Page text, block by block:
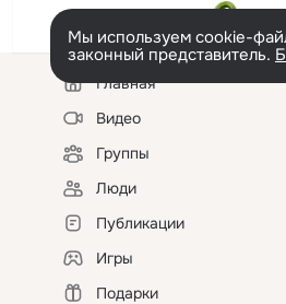
Мы используем cookie-
законный представитель.
Левая
колонкаГлавная
Видео
Группы
Люди
Публикации
Игры
Подарки